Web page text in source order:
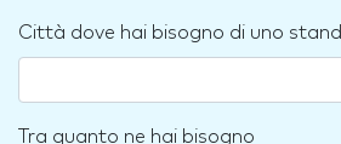
Città dove hai bisogno di uno stand
Tra quanto ne hai bisogno